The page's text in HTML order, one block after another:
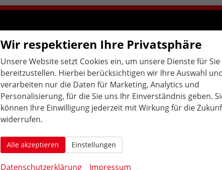
ÖFFNUNGS ZEITEN.
Montag bis Freitag:
10:00 Uhr-12:00 Uhr / 14:00 Uhr-18:00 Uhr
Samstag: geschlossen
Weitere Termine nach Vereinbarung:
gepflegten Gebrauchtwagen in der Region und dem Umland, Karlsruhe, Durlach,
Wir respektieren Ihre Privatsphäre
Unsere Website setzt Cookies ein, um unsere Dienste für Sie
bereitzustellen. Hierbei berücksichtigen wir Ihre Auswahl
verarbeiten nur die Daten für Marketing, Analytics und
Personalisierung, für die Sie uns Ihr Einverständnis geben.
können Ihre Einwilligung jederzeit mit Wirkung für die
widerrufen.
Alle akzeptieren Einstellungen
Datenschutzerklärung Impressum